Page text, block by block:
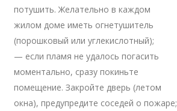
потушить. Желательно в каждом
жилом доме иметь огнетушитель
(порошковый или углекислотный);
— если пламя не удалось погасить
моментально, сразу покиньте
помещение. Закройте дверь (летом
окна), предупредите соседей о пожаре;